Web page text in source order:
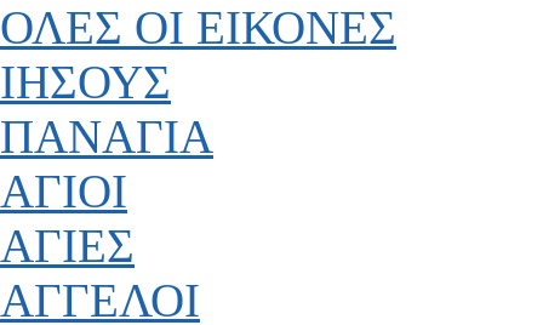
ΟΛΕΣ ΟΙ ΕΙΚΟΝΕΣ
ΙΗΣΟΥΣ
ΠΑΝΑΓΙΑ
ΑΓΙΟΙ
ΑΓΙΕΣ
ΑΓΓΕΛΟΙ